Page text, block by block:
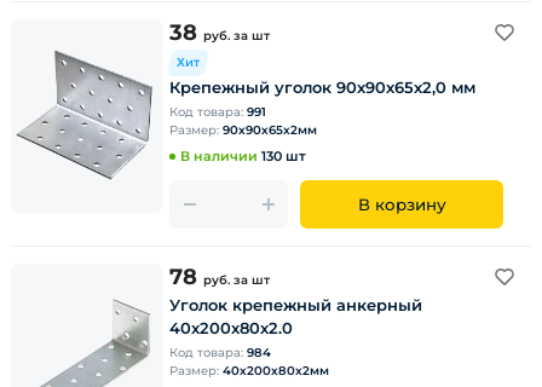
38 руб. за шт
Хит
Крепежный уголок 90х90х65х2,0 мм
Код товара: 991
Размер: 90х90х65х2мм
В наличии 130 шт
В корзину
78 руб. за шт
Уголок крепежный анкерный
40х200х80х2.0
Код товара: 984
Размер: 40х200х80х2мм